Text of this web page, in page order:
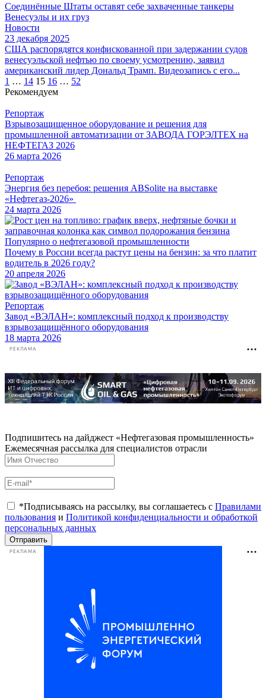
Соединённые Штаты оставят себе захваченные танкеры
Венесуэлы и их груз
Новости
23 декабря 2025
США распорядятся конфискованной при задержании судов
венесуэльской нефтью по своему усмотрению, заявил
американский лидер Дональд Трамп. Видеозапись с его...
Пагинация
записей
1 … 14 15 16 … 52
Рекомендуем
Репортаж
Взрывозащищенное оборудование и решения для
промышленной автоматизации от ЗАВОДА ГОРЭЛТЕХ на
НЕФТЕГАЗ 2026
26 марта 2026
Репортаж
Энергия без перебоя: решения ABSolite на выставке
«Нефтегаз-2026»
24 марта 2026
Популярно о нефтегазовой промышленности
Почему в России всегда растут цены на бензин: за что платит
водитель в 2026 году?
20 апреля 2026
Репортаж
Завод «ВЭЛАН»: комплексный подход к производству
взрывозащищённого оборудования
18 марта 2026
РЕКЛАМА
Подпишитесь на дайджест «Нефтегазовая промышленность»
Ежемесячная рассылка для специалистов отрасли
*Подписываясь на рассылку, вы соглашаетесь с Правилами
пользования и Политикой конфиденциальности и обработкой
персональных данных
Отправить
РЕКЛАМА